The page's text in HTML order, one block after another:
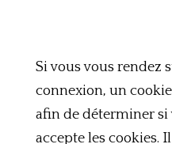
Si vous vous rendez
connexion, un
afin de déterminer
accepte les cookies.